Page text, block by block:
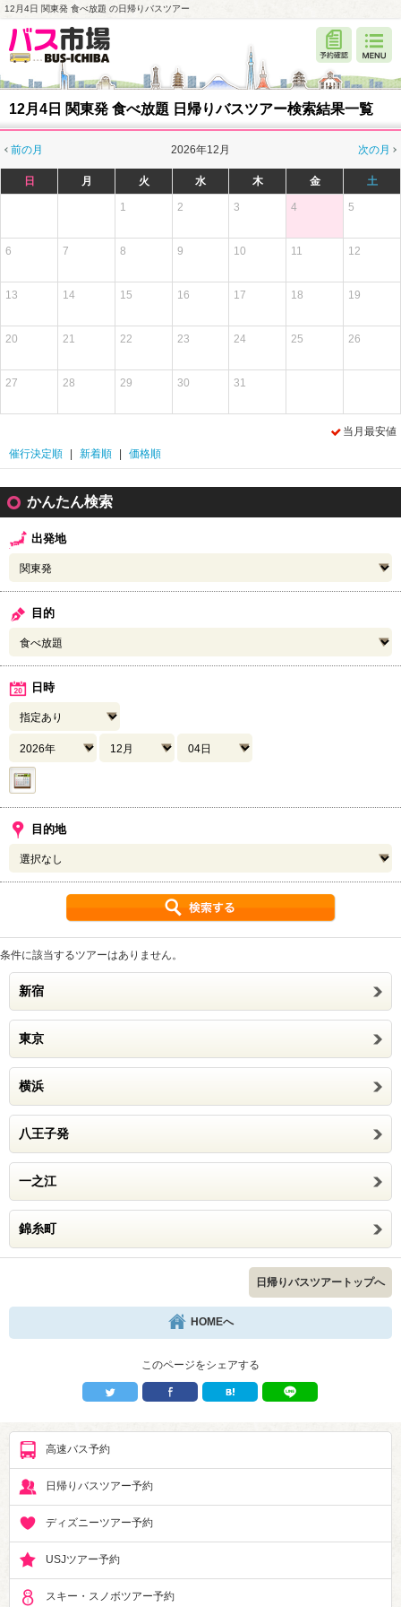
12月4日 関東発 食べ放題 の日帰りバスツアー
12月4日 関東発 食べ放題 日帰りバスツアー検索結果一覧
前の月 次の月
2026年12月
日 月 火 水 木 金 土
1 2 3 4 5
6 7 8 9 10 11 12
13 14 15 16 17 18 19
20 21 22 23 24 25 26
27 28 29 30 31
当月最安値
催行決定順
新着順 価格順
かんたん検索
出発地
目的
日時
目的地
条件に該当するツアーはありません。
新宿
東京
横浜
八王子発
一之江
錦糸町
日帰りバスツアートップへ
HOMEへ
このページをシェアする
高速バス予約
日帰りバスツアー予約
ディズニーツアー予約
USJツアー予約
スキー・スノボツアー予約